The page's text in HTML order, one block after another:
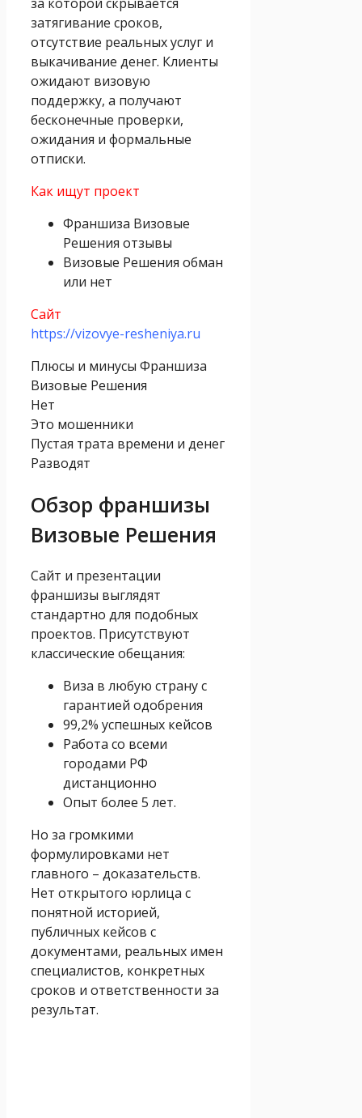
затягивание сроков,
отсутствие реальных услуг и
выкачивание денег. Клиенты
ожидают визовую
поддержку, а получают
бесконечные проверки,
ожидания и формальные
отписки.
Как ищут проект
Франшиза Визовые
Решения отзывы
Визовые Решения обман
или нет
Сайт
https://vizovye-resheniya.ru
Плюсы и минусы Франшиза
Визовые Решения
Нет
Это мошенники
Пустая трата времени и денег
Разводят
Обзор франшизы
Визовые Решения
Сайт и презентации
франшизы выглядят
стандартно для подобных
проектов. Присутствуют
классические обещания:
Виза в любую страну с
гарантией одобрения
99,2% успешных кейсов
Работа со всеми
городами РФ
дистанционно
Опыт более 5 лет.
Но за громкими
формулировками нет
главного – доказательств.
Нет открытого юрлица с
понятной историей,
публичных кейсов с
документами, реальных имен
специалистов, конкретных
сроков и ответственности за
результат.